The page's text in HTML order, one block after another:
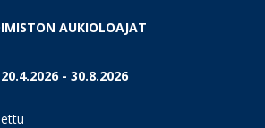
AUKIOLOAJAT
20.4.2026 - 30.8.2026